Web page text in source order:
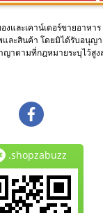
งและเคาน์เตอร์ขายอาห
ละสินค้า โดยมิได้รับอนุญ
าตามที่กฎหมายระบุไว้สูง
.shopzabuzz